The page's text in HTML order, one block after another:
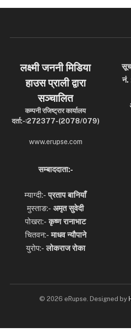
लक्ष्मी जननी मिडिया
हाउस प्राली द्वारा
सञ्चालित
कम्पनी रजिष्ट्रार कार्यालय
दर्ता:-ः272377-(2078/079)
www.erupse.com
नं.
सम्बाददाता:-
म्याग्दी:-प्रताप बानियाँ
मुस्ताङ:- अमृत सुवेदी
पोखरा:-कृष्ण रानाभाट
चितवन:-माधव न्यौपाने
युरोप:-लोकराज रोका
© 2026 eRupse. Designed by